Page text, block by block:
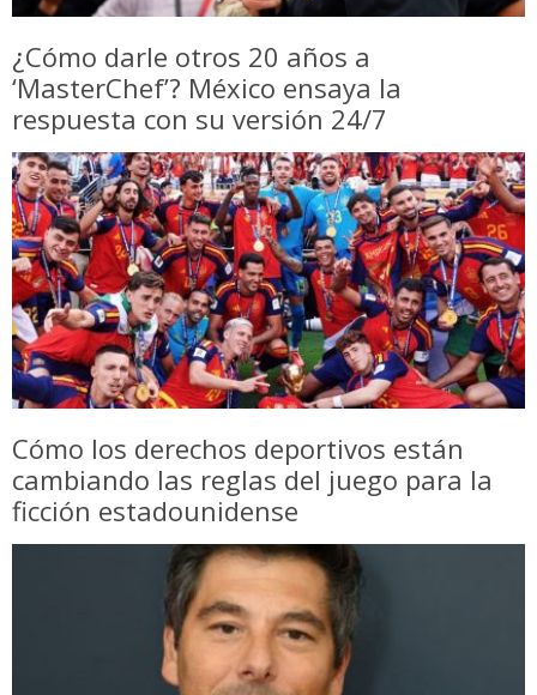
¿Cómo darle otros 20 años a
‘MasterChef’? México ensaya la
respuesta con su versión 24/7
Cómo los derechos deportivos están
cambiando las reglas del juego para la
ficción estadounidense